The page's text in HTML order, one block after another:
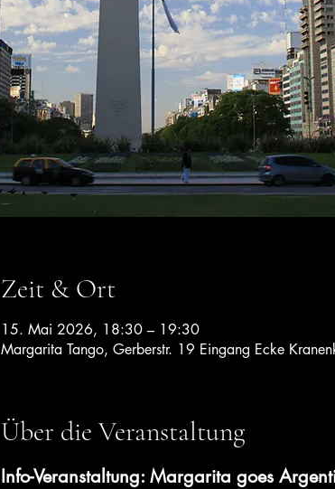
Zeit & Ort
15. Mai 2026, 18:30 – 19:30
Margarita Tango, Gerberstr. 19 Eingang Ecke
Über die Veranstaltung
Info-Veranstaltung: Margarita goes